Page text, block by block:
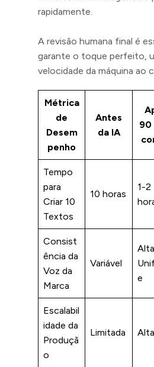
rapidamente.
A revisão humana final é
garante o toque perfeito,
velocidade da máquina ao
Métrica
de
Desem
penho
Antes
da IA
90
Tempo
para
Criar 10
Textos
10 horas
1-2
Consist
ência da
Voz da
Marca
Variável
e
Escalabil
idade da
Produçã
o
Limitada Alta